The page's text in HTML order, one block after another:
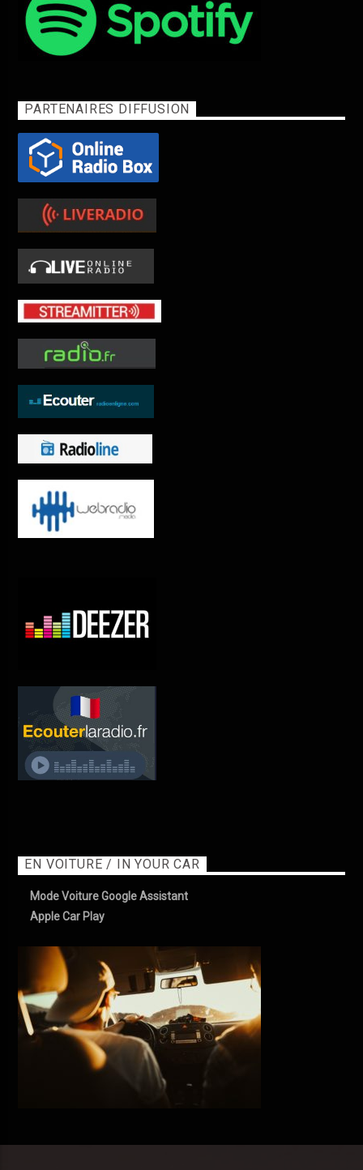
PARTENAIRES DIFFUSION
EN VOITURE / IN YOUR CAR
Mode Voiture Google Assistant
Apple Car Play